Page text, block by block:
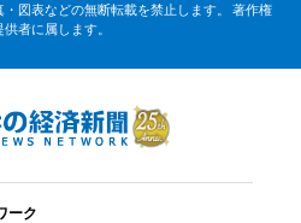
図表などの無断転載を禁止します。 著作権
者に属します。
ーク